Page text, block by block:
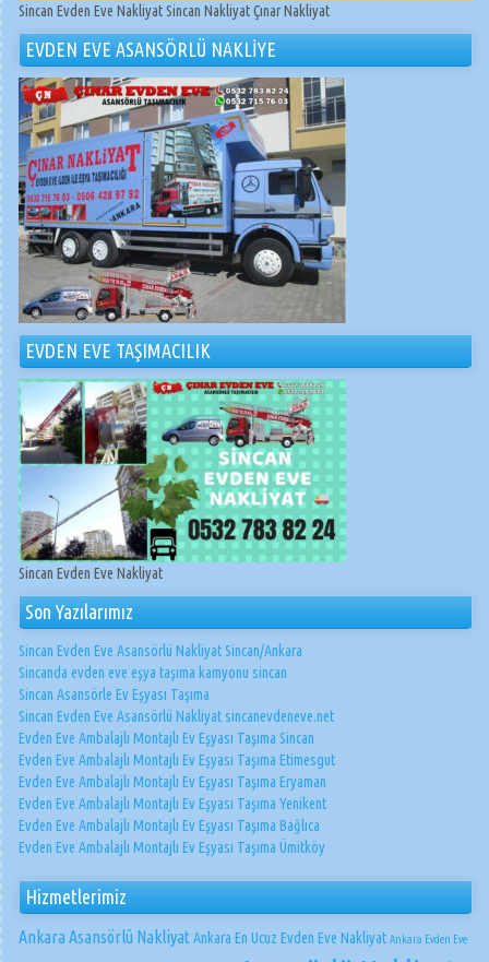
Sincan Evden Eve Nakliyat Sincan Nakliyat Çınar Nakliyat
EVDEN EVE ASANSÖRLÜ NAKLİYE
EVDEN EVE TAŞIMACILIK
Sincan Evden Eve Nakliyat
Son Yazılarımız
Sincan Evden Eve Asansörlü Nakliyat Sincan/Ankara
Sincanda evden eve eşya taşıma kamyonu sincan
Sincan Asansörle Ev Eşyası Taşıma
Sincan Evden Eve Asansörlü Nakliyat sincanevdeneve.net
Evden Eve Ambalajlı Montajlı Ev Eşyası Taşıma Sincan
Evden Eve Ambalajlı Montajlı Ev Eşyası Taşıma Etimesgut
Evden Eve Ambalajlı Montajlı Ev Eşyası Taşıma Eryaman
Evden Eve Ambalajlı Montajlı Ev Eşyası Taşıma Yenikent
Evden Eve Ambalajlı Montajlı Ev Eşyası Taşıma Bağlıca
Evden Eve Ambalajlı Montajlı Ev Eşyası Taşıma Ümitköy
Hizmetlerimiz
Ankara Asansörlü NakliyatAnkara En Ucuz Evden Eve Nakliyat Ankara Evden Eve